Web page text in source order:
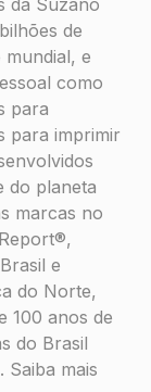
da Suzano
de
e
como
para
para imprimir
do planeta
marcas no
e
do Norte,
100 anos de
do Brasil
Saiba mais